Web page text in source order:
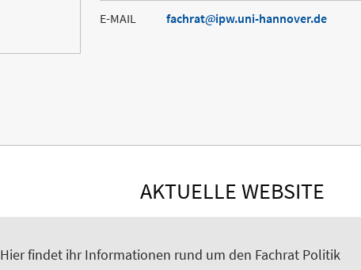
E-MAIL fachrat ipw.uni-hannover.de
AKTUELLE WEBSITE
Hier findet ihr Informationen rund um den Fachrat Politik